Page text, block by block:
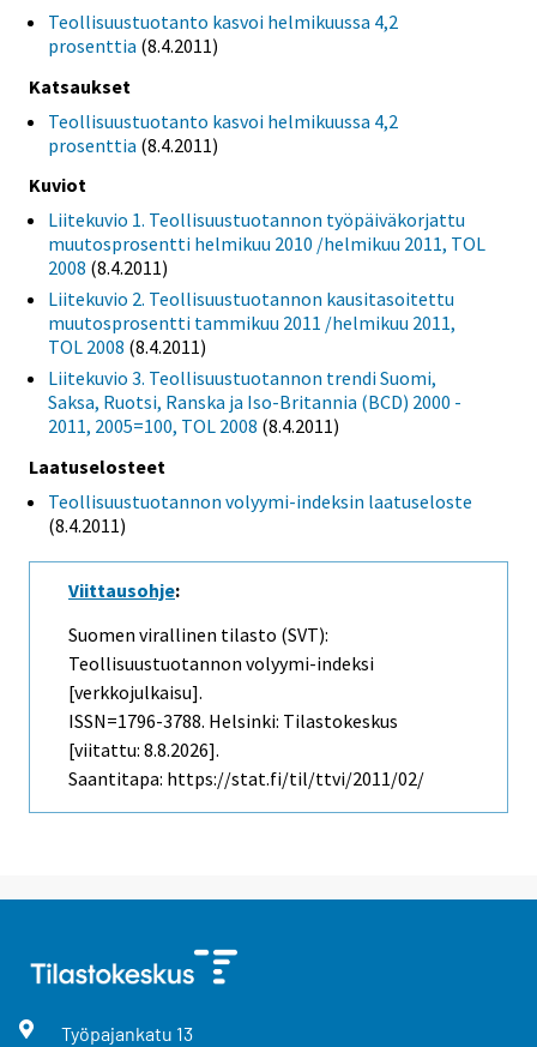
Teollisuustuotanto kasvoi helmikuussa 4,2
prosenttia (8.4.2011)
Katsaukset
Teollisuustuotanto kasvoi helmikuussa 4,2
prosenttia (8.4.2011)
Kuviot
Liitekuvio 1. Teollisuustuotannon työpäiväkorjattu
muutosprosentti helmikuu 2010 /helmikuu 2011, TOL
2008 (8.4.2011)
Liitekuvio 2. Teollisuustuotannon kausitasoitettu
muutosprosentti tammikuu 2011 /helmikuu 2011,
TOL 2008 (8.4.2011)
Liitekuvio 3. Teollisuustuotannon trendi Suomi,
Saksa, Ruotsi, Ranska ja Iso-Britannia (BCD) 2000 -
2011, 2005=100, TOL 2008 (8.4.2011)
Laatuselosteet
Teollisuustuotannon volyymi-indeksin laatuseloste
(8.4.2011)
Viittausohje:
Suomen virallinen tilasto (SVT):
Teollisuustuotannon volyymi-indeksi
[verkkojulkaisu].
ISSN=1796-3788. Helsinki: Tilastokeskus
[viitattu: 8.8.2026].
Saantitapa: https://stat.fi/til/ttvi/2011/02/
Työpajankatu 13